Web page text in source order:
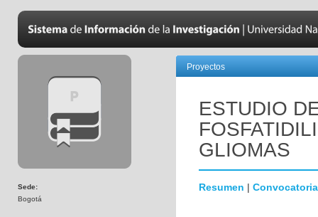
Sede:
Bogotá
Proyectos
ESTUDIO
GLIOMAS
Resumen | Convocatoria